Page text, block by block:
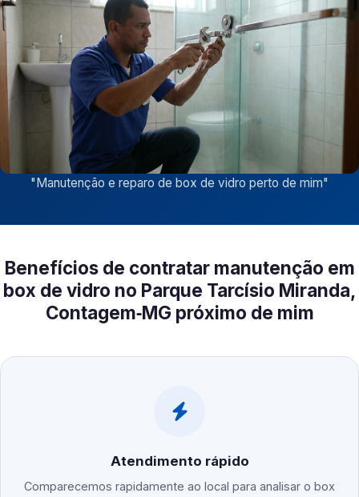
"Manutenção e reparo de box de vidro perto de mim"
Benefícios de contratar manutenção em
box de vidro no Parque Tarcísio Miranda,
Contagem‑MG próximo de mim
Atendimento rápido
Comparecemos rapidamente ao local para analisar o box